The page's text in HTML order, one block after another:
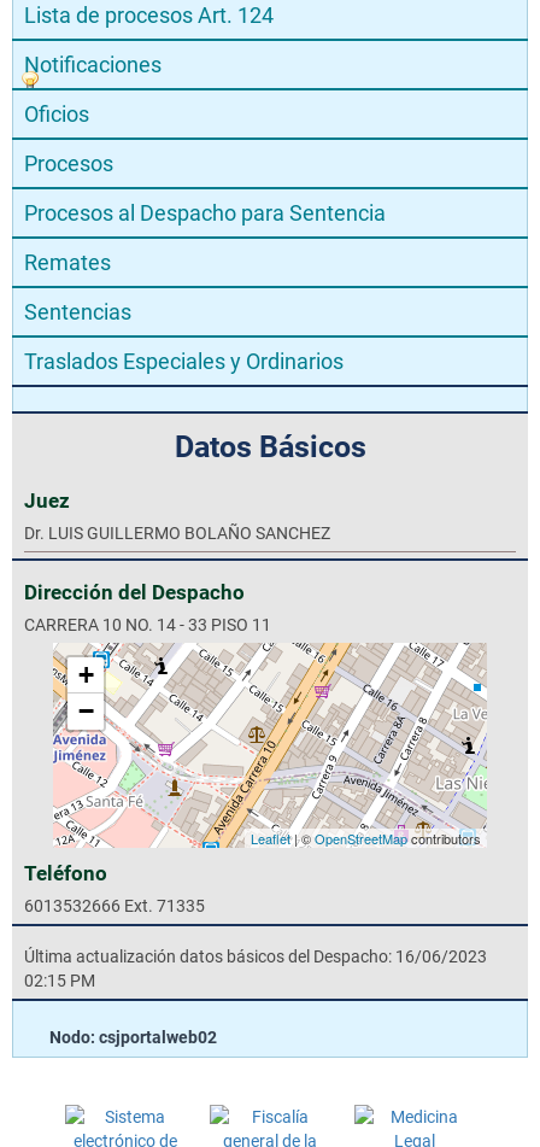
Lista de procesos Art. 124
Notificaciones
Oficios
Procesos
Procesos al Despacho para Sentencia
Remates
Sentencias
Traslados Especiales y Ordinarios
Datos Básicos
Juez
Dr. LUIS GUILLERMO BOLAÑO SANCHEZ
Dirección del Despacho
CARRERA 10 NO. 14 - 33 PISO 11
+
−
Leaflet| ©OpenStreetMapcontributors
Teléfono
6013532666 Ext. 71335
Última actualización datos básicos del Despacho: 16/06/2023
02:15 PM
Nodo: csjportalweb02